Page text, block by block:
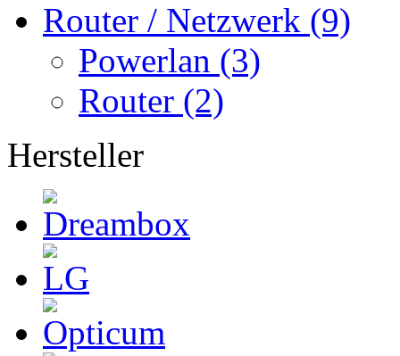
Router / Netzwerk (9)
Powerlan (3)
Router (2)
Hersteller